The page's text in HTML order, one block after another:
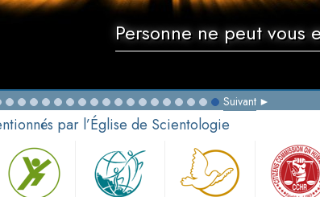
Personne ne peut vous
Suivant
par l’Église de Scientologie